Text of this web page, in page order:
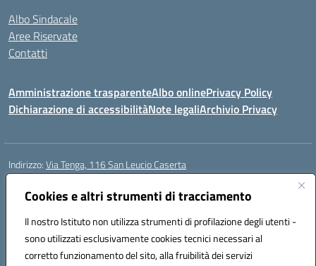
Cookies e altri strumenti di tracciamento
Il nostro Istituto non utilizza strumenti di profilazione degli utenti -
sono utilizzati esclusivamente cookies tecnici necessari al
corretto funzionamento del sito, alla fruibilità dei servizi
Albo Sindacale
Aree Riservate
Contatti
Amministrazione trasparenteAlbo onlinePrivacy Policy
Dichiarazione di accessibilitàNote legaliArchivio Privacy
Indirizzo:Via Tenga, 116 San Leucio Caserta
Centralino:
Posta elettronica certificata (PEC):ceis042009@pec.istruzione.it
Codice fiscale: 93098380616
Codice meccanografico:CEIS042009
Codice Indice delle Pubbliche Amministrazioni (IPA): islasleu